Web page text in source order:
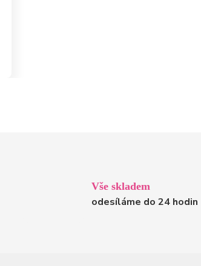
Vše skladem
odesíláme do 24 hodin